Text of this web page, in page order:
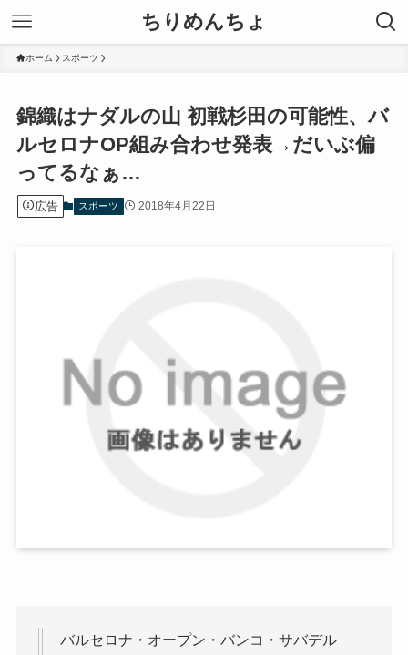
ちりめんちょ
ホーム スポーツ
錦織はナダルの山 初戦杉田の可能性、バ
ルセロナOP組み合わせ発表→だいぶ偏
ってるなぁ…
広告 スポーツ 2018年4月22日
バルセロナ・オープン・バンコ・サバデル